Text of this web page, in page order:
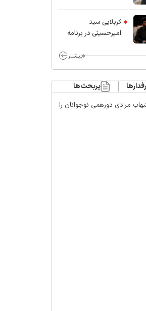
کربلایی سید
امیر‌حسینی در برنامه
محسن چاوشی چه
مراقب ماست/ مردم
دهن تفرقه افکنان بزنند
بیشتر
پربحث‌ها
مرادی دورهمی نوجوانان را